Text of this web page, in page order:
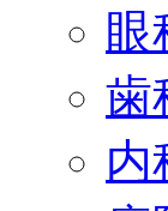
眼
歯
内